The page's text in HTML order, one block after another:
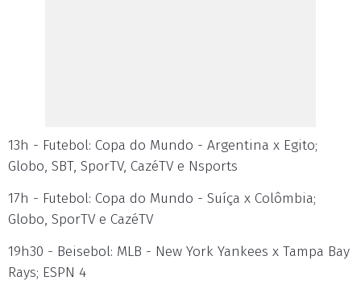
13h - Futebol: Copa do Mundo - Argentina x Egito;
Globo, SBT, SporTV, CazéTV e Nsports
17h - Futebol: Copa do Mundo - Suíça x Colômbia;
Globo, SporTV e CazéTV
19h30 - Beisebol: MLB - New York Yankees x Tampa Bay
Rays; ESPN 4